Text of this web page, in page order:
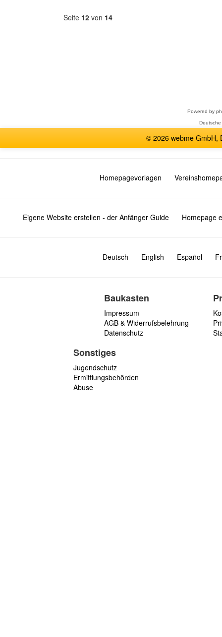
Seite 12 von 14
Powered by
© 2026 webme GmbH,
Homepagevorlagen
Eigene Website erstellen - der Anfänger Guide Homepage
Deutsch English Español
Baukasten
Impressum
AGB & Widerrufsbelehrung
Datenschutz
Sonstiges
Jugendschutz
Ermittlungsbehörden
Abuse